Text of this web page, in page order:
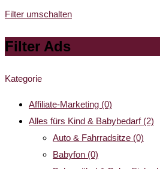
Filter umschalten
Filter Ads
Kategorie
Affiliate-Marketing (0)
Alles fürs Kind & Babybedarf (2)
Auto & Fahrradsitze (0)
Babyfon (0)